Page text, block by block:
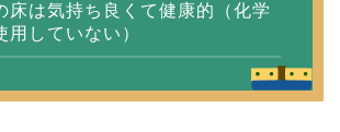
床は気持ち良くて健康的（化学
用していない）